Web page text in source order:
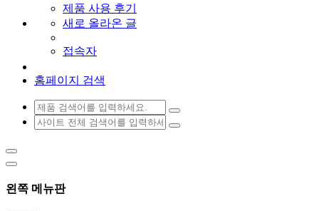
제품 사용 후기
새로 올라온 글
접속자
홈페이지 검색
왼쪽 메뉴판